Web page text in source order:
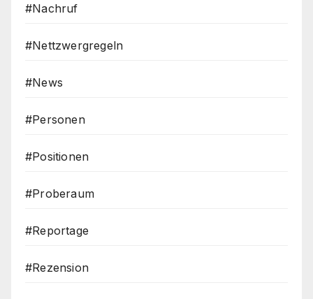
#Nachruf
#Nettzwergregeln
#News
#Personen
#Positionen
#Proberaum
#Reportage
#Rezension